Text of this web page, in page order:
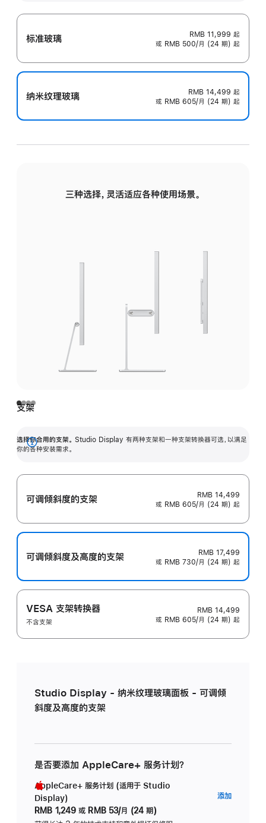
标准玻璃 RMB 11,999 起
或 RMB 500/月 (24 期) 起
纳米纹理玻璃 RMB 14,499 起
或 RMB 605/月 (24 期) 起
三种选择，灵活适应各种使用场景。
支架
选择你合用的支架。 Studio Display 有两种支架和一种支架转换器可选，以满足
你的各种安装需求。
展
可调倾斜度的支架
RMB 14,499
或 RMB 605/月 (24 期) 起
可调倾斜度及高‍度的支‍架
RMB 17,499
或 RMB 730/月 (24 期) 起
VESA 支架转换器
不含支架
RMB 14,499
或 RMB 605/月 (24 期) 起
Studio Display - 纳米纹理玻璃面板 - 可调倾
斜度及高度的支架
是否要添加 AppleCare+ 服务计划？
AppleCare+ 服务计划 (适用于 Studio
Display)
RMB 1,249 或 RMB 53/月 (24 期)
添加